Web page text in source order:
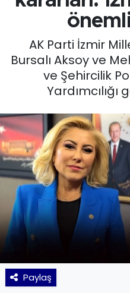
AK Parti İzmir
Bursalı Aksoy ve
ve Şehircilik
Yardımcılığı
Paylaş
EĞİTİM
EKONOMİ
English News
GÜNCEL
KÜLTÜR SANAT
MAGAZİN
POLİTİKA
SAĞLIK
Siyaset
Tüm Manşetler
Son Dakika
Haber Arşivi